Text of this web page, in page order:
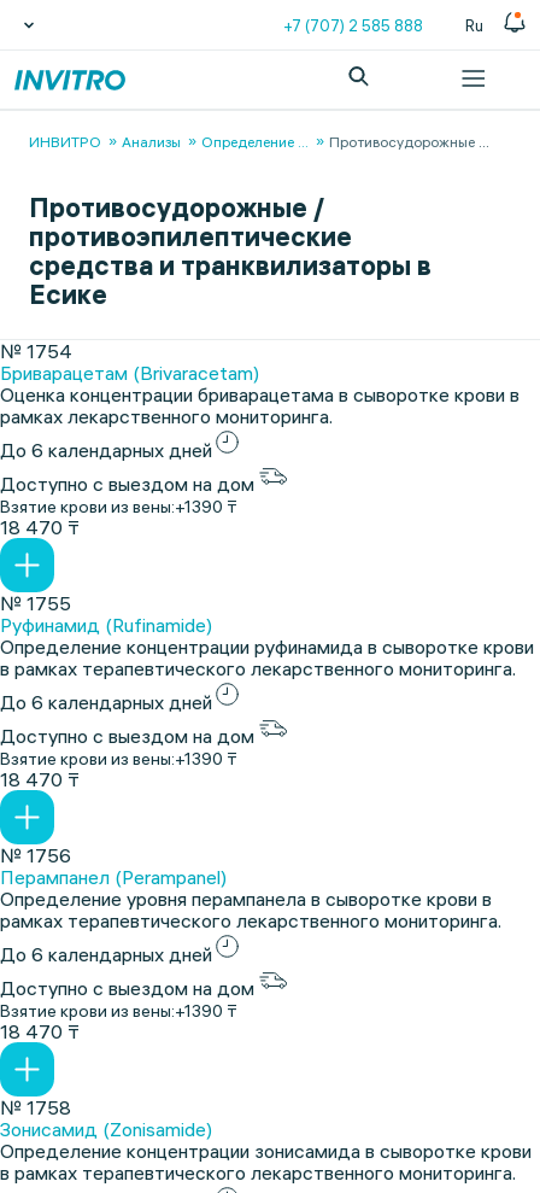
+7 (707) 2 585 888 Ru
ИНВИТРО Анализы Определение ... Противосудорожные ...
Противосудорожные /
противоэпилептические
средства и транквилизаторы в
Есике
№ 1754
Бриварацетам (Brivaracetam)
Оценка концентрации бриварацетама в сыворотке крови в
рамках лекарственного мониторинга.
До 6 календарных дней
Доступно с выездом на дом
Взятие крови из вены:+1390 ₸
18 470 ₸
№ 1755
Руфинамид (Rufinamide)
Определение концентрации руфинамида в сыворотке крови
в рамках терапевтического лекарственного мониторинга.
До 6 календарных дней
Доступно с выездом на дом
Взятие крови из вены:+1390 ₸
18 470 ₸
№ 1756
Перампанел (Perampanel)
Определение уровня перампанела в сыворотке крови в
рамках терапевтического лекарственного мониторинга.
До 6 календарных дней
Доступно с выездом на дом
Взятие крови из вены:+1390 ₸
18 470 ₸
№ 1758
Зонисамид (Zonisamide)
Определение концентрации зонисамида в сыворотке крови
в рамках терапевтического лекарственного мониторинга.